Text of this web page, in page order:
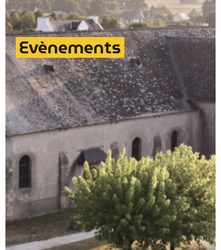
Evènements